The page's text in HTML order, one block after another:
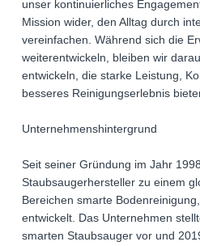
unser kontinuierliches
Mission wider, den Alltag durch
vereinfachen. Während sich die
weiterentwickeln, bleiben wir
entwickeln, die starke Leistung,
besseres Reinigungserlebnis
Unternehmenshintergrund
Seit seiner Gründung im Jahr
Staubsaugerhersteller zu einem
Bereichen smarte
entwickelt. Das Unternehmen
smarten Staubsauger vor und